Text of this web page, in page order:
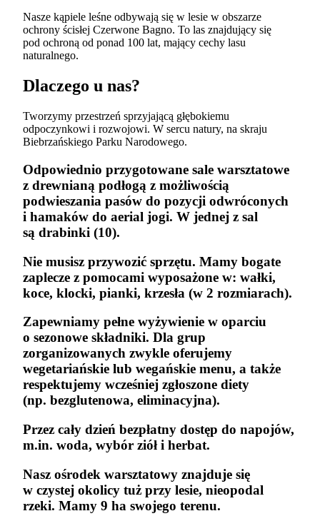
Nasze kąpiele leśne odbywają się w lesie w obszarze
ochrony ścisłej Czerwone Bagno. To las znajdujący się
pod ochroną od ponad 100 lat, mający cechy lasu
naturalnego.
Dlaczego u nas?
Tworzymy przestrzeń sprzyjającą głębokiemu
odpoczynkowi i rozwojowi. W sercu natury, na skraju
Biebrzańskiego Parku Narodowego.
Odpowiednio przygotowane sale warsztatowe
z drewnianą podłogą z możliwością
podwieszania pasów do pozycji odwróconych
i hamaków do aerial jogi. W jednej z sal
są drabinki (10).
Nie musisz przywozić sprzętu. Mamy bogate
zaplecze z pomocami wyposażone w: wałki,
koce, klocki, pianki, krzesła (w 2 rozmiarach).
Zapewniamy pełne wyżywienie w oparciu
o sezonowe składniki. Dla grup
zorganizowanych zwykle oferujemy
wegetariańskie lub wegańskie menu, a także
respektujemy wcześniej zgłoszone diety
(np. bezglutenowa, eliminacyjna).
Przez cały dzień bezpłatny dostęp do napojów,
m.in. woda, wybór ziół i herbat.
Nasz ośrodek warsztatowy znajduje się
w czystej okolicy tuż przy lesie, nieopodal
rzeki. Mamy 9 ha swojego terenu.